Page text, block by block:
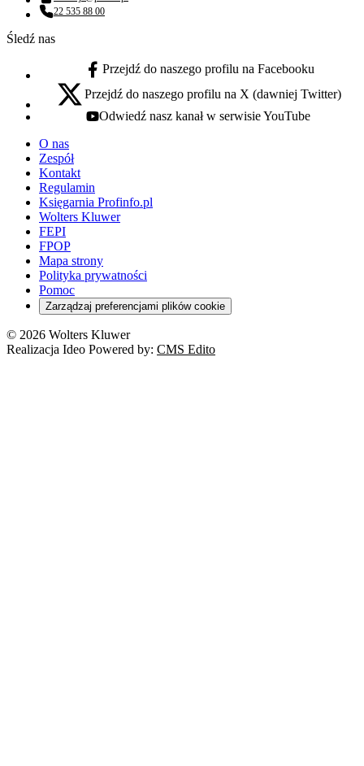
Adres email:
Numer telefonu:
22 535 88 00
Śledź nas
facebook - otwiera się w nowej karcie
Przejdź do naszego profilu na Facebooku
x - otwiera się w nowej karcie
Przejdź do naszego profilu na X (dawniej Twitter)
youtube - otwiera się w nowej karcie
Odwiedź nasz kanał w serwisie YouTube
O nas
Zespół
Kontakt
Regulamin
Księgarnia Profinfo.pl
Wolters Kluwer
FEPI
FPOP
Mapa strony
Polityka prywatności
Pomoc
Zarządzaj preferencjami plików cookie
© 2026 Wolters Kluwer
Realizacja Ideo Powered by: CMS Edito